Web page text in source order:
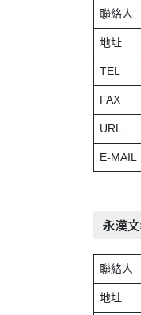
聯絡人
地址
TEL
FAX
URL
E-MAIL
永漢
聯絡人
地址